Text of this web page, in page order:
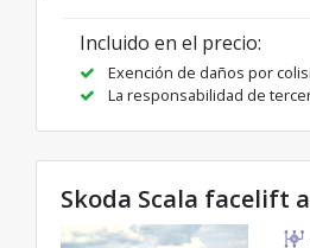
Incluido en el precio:
Exención de daños por
La responsabilidad de
Skoda Scala facelift